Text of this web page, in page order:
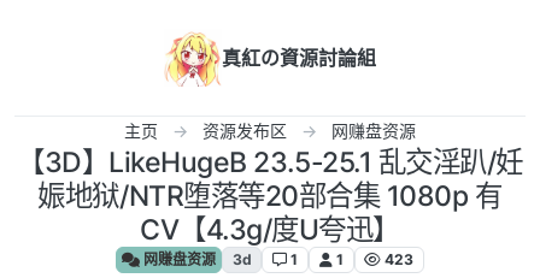
真紅の資源討論組
主页 资源发布区 网赚盘资源
【3D】LikeHugeB 23.5-25.1 乱交淫趴/妊
娠地狱/NTR堕落等20部合集 1080p 有
CV【4.3g/度U夸迅】
网赚盘资源 3d 1 1 423